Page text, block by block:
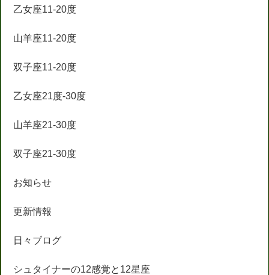
乙女座11-20度
山羊座11-20度
双子座11-20度
乙女座21度-30度
山羊座21-30度
双子座21-30度
お知らせ
更新情報
日々ブログ
シュタイナーの12感覚と12星座